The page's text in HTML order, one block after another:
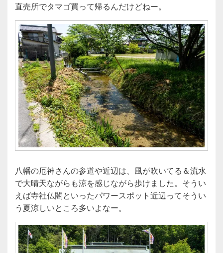
直売所でタマゴ買って帰るんだけどねー。
八幡の厄神さんの参道や近辺は、風が吹いてる＆流水
で大晴天ながらも涼を感じながら歩けました。そうい
えば寺社仏閣といったパワースポット近辺ってそうい
う夏涼しいところ多いよなー。